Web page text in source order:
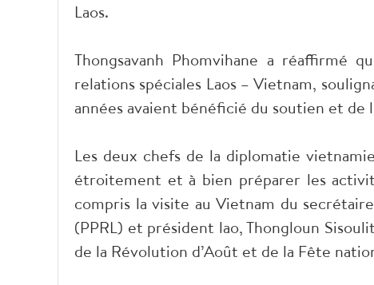
Laos.
Thongsavanh Phomvihane a
relations spéciales Laos – Vietnam,
années avaient bénéficié du soutien et de
Les deux chefs de la diplomatie
étroitement et à bien préparer les
compris la visite au Vietnam du
(PPRL) et président lao, Thongloun
de la Révolution d’Août et de la Fête